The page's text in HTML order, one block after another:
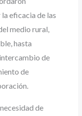
eficacia de las
medio rural,
hasta
de
de
de